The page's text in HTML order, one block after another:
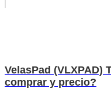
VelasPad (VLXPAD)
comprar y precio?